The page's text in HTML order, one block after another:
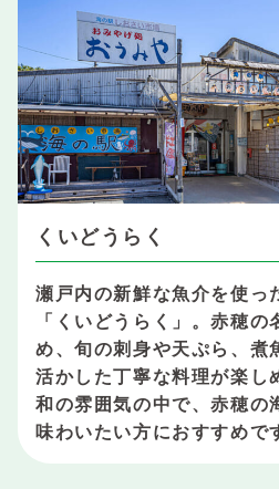
くいどうらく
瀬戸内の新鮮な魚介を使っ
「くいどうらく」。赤穂の
め、旬の刺身や天ぷら、煮
活かした丁寧な料理が楽し
和の雰囲気の中で、赤穂の
味わいたい方におすすめで